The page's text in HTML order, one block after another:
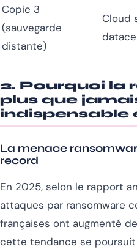
Copie 3
(sauvegarde
distante)
Cloud
2. Pourquoi la
plus que
indispensable
La menace
record
En 2025, selon le rapport
attaques par ransomware
françaises ont augmenté
cette tendance se